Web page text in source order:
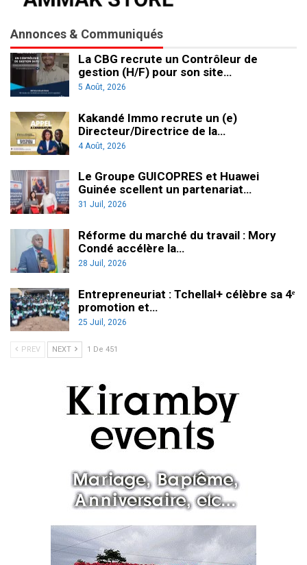
Annonces & Communiqués
La CBG recrute un Contrôleur de
gestion (H/F) pour son site…
5 Août, 2026
Kakandé Immo recrute un (e)
Directeur/Directrice de la…
4 Août, 2026
Le Groupe GUICOPRES et Huawei
Guinée scellent un partenariat…
31 Juil, 2026
Réforme du marché du travail : Mory
Condé accélère la…
28 Juil, 2026
Entrepreneuriat : Tchellal+ célèbre sa 4ᵉ
promotion et…
25 Juil, 2026
PREV NEXT 1 De 451